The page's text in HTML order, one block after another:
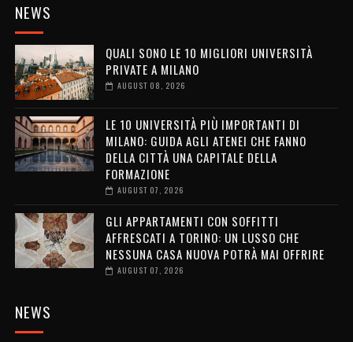
NEWS
QUALI SONO LE 10 MIGLIORI UNIVERSITÀ
PRIVATE A MILANO
AUGUST 08, 2026
LE 10 UNIVERSITÀ PIÙ IMPORTANTI DI
MILANO: GUIDA AGLI ATENEI CHE FANNO
DELLA CITTÀ UNA CAPITALE DELLA
FORMAZIONE
AUGUST 07, 2026
GLI APPARTAMENTI CON SOFFITTI
AFFRESCATI A TORINO: UN LUSSO CHE
NESSUNA CASA NUOVA POTRÀ MAI OFFRIRE
AUGUST 07, 2026
NEWS